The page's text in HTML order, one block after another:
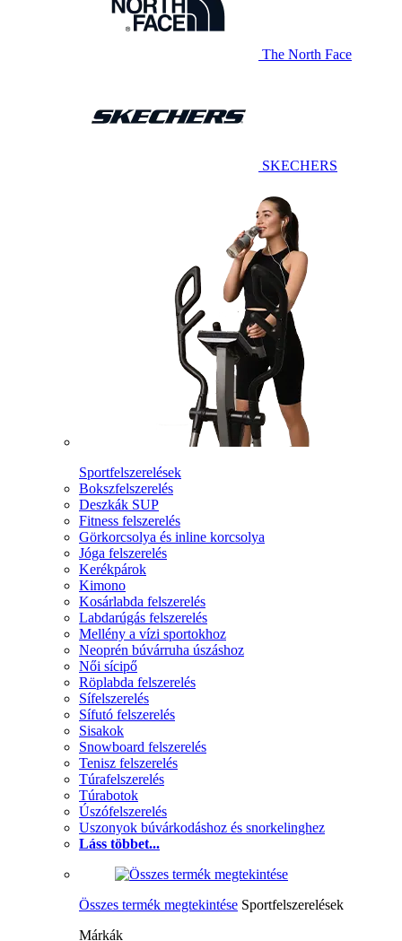
The North Face
SKECHERS
Sportfelszerelések
Bokszfelszerelés
Deszkák SUP
Fitness felszerelés
Görkorcsolya és inline korcsolya
Jóga felszerelés
Kerékpárok
Kimono
Kosárlabda felszerelés
Labdarúgás felszerelés
Mellény a vízi sportokhoz
Neoprén búvárruha úszáshoz
Női sícipő
Röplabda felszerelés
Sífelszerelés
Sífutó felszerelés
Sisakok
Snowboard felszerelés
Tenisz felszerelés
Túrafelszerelés
Túrabotok
Úszófelszerelés
Uszonyok búvárkodáshoz és snorkelinghez
Láss többet...
Összes termék megtekintése Sportfelszerelések
Márkák